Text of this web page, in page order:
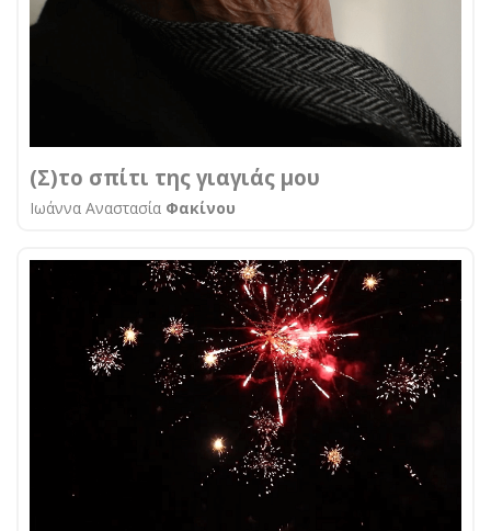
(Σ)το σπίτι της γιαγιάς μου
Ιωάννα Αναστασία Φακίνου